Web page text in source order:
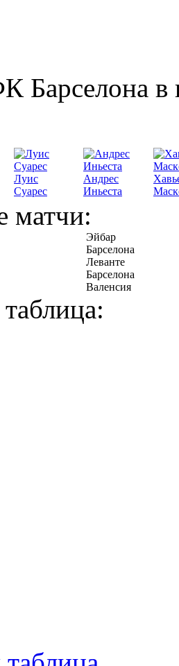
Барселона в
Луис
Суарес
Андрес
Иньеста
матчи:
Эйбар
Барселона
Леванте
Барселона
Валенсия